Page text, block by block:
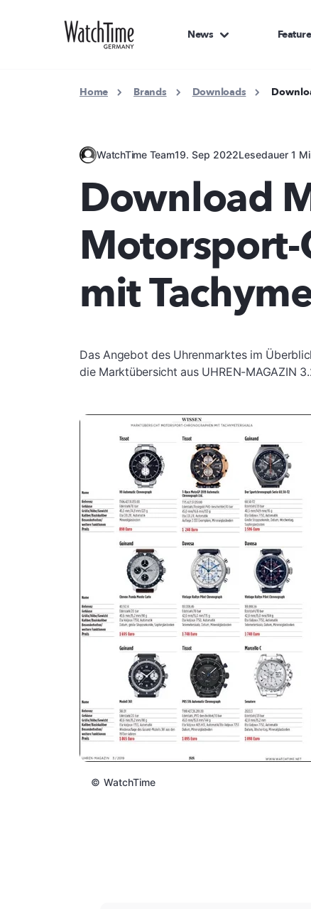
News
Home Brands Downloads
WatchTime Team19. Sep 2022Lesedauer 1
Download
mit
Das Angebot des Uhrenmarktes im
die Marktübersicht aus UHREN-MAGAZIN
© WatchTime